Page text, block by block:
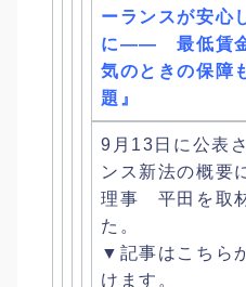
ーランスが安心
に―― 最低賃金
気のときの保障
題』
9月13日に公表
ンス新法の概要
理事 平田を取
た。
▼記事はこちら
けます。